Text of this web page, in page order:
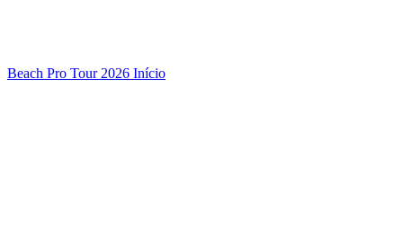
Beach Pro Tour 2026 Início